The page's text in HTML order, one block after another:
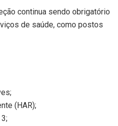
continua sendo obrigatório
de saúde, como postos
(HAR);